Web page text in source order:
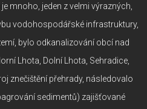
mnoho, jeden z velmi výrazných,
vodohospodářské infrastruktury,
bylo odkanalizování obcí nad
Lhota, Dolní Lhota, Sehradice,
znečištění přehrady, následovalo
sedimentů) zajišťované